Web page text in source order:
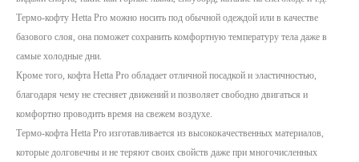
Термо-кофту Hetta Pro можно носить под обычной одеждой или в качестве
базового слоя, она поможет сохранить комфортную температуру тела даже в
самые холодные дни.
Кроме того, кофта Hetta Pro обладает отличной посадкой и эластичностью,
благодаря чему не стесняет движений и позволяет свободно двигаться и
комфортно проводить время на свежем воздухе.
Термо-кофта Hetta Pro изготавливается из высококачественных материалов,
которые долговечны и не теряют своих свойств даже при многочисленных